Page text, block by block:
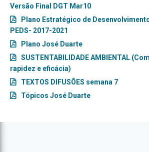
Versão Final DGT Mar10
Plano Estratégico de
PEDS- 2017-2021
Plano José Duarte
SUSTENTABILIDADE AMBIENTAL
rapidez e eficácia)
TEXTOS DIFUSÕES semana 7
Tópicos José Duarte